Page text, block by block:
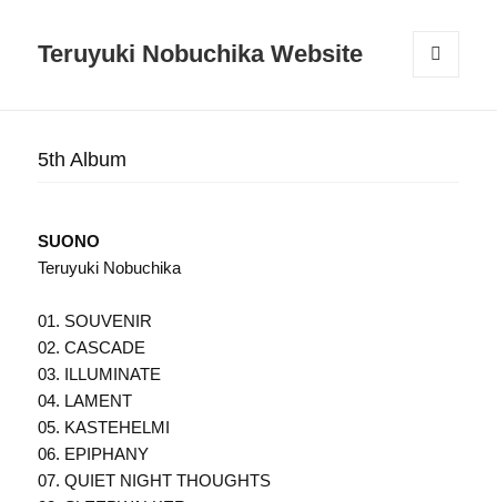
Teruyuki Nobuchika Website
5th Album
SUONO
Teruyuki Nobuchika
01. SOUVENIR
02. CASCADE
03. ILLUMINATE
04. LAMENT
05. KASTEHELMI
06. EPIPHANY
07. QUIET NIGHT THOUGHTS